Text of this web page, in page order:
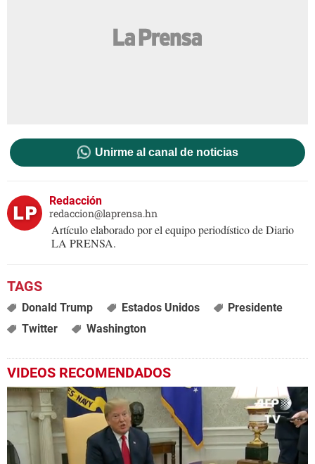
Unirme al canal de noticias
Redacción
redaccion@laprensa.hn
Artículo elaborado por el equipo periodístico de Diario
LA PRENSA.
Donald Trump Estados Unidos
Presidente
Twitter
Washington
VIDEOS RECOMENDADOS